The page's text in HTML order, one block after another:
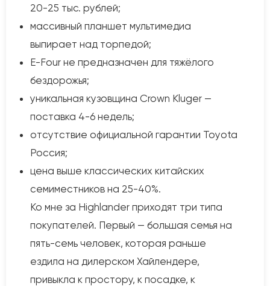
20-25 тыс. рублей;
массивный планшет мультимедиа
выпирает над торпедой;
E-Four не предназначен для тяжёлого
бездорожья;
уникальная кузовщина Crown Kluger —
поставка 4-6 недель;
отсутствие официальной гарантии Toyota
Россия;
цена выше классических китайских
семиместников на 25-40%.
Ко мне за Highlander приходят три типа
покупателей. Первый — большая семья на
пять-семь человек, которая раньше
ездила на дилерском Хайлендере,
привыкла к простору, к посадке, к